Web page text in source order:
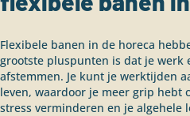
Flexibele banen in de horeca
grootste pluspunten is dat je werk
afstemmen. Je kunt je werktijden
leven, waardoor je meer grip hebt
stress verminderen en je algehele